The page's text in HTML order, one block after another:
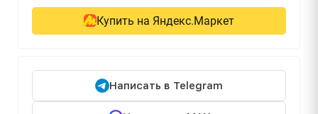
Купить на Яндекс.Маркет
Написать в Telegram